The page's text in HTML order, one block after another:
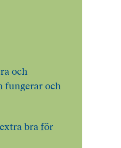
och
fungerar och
bra för